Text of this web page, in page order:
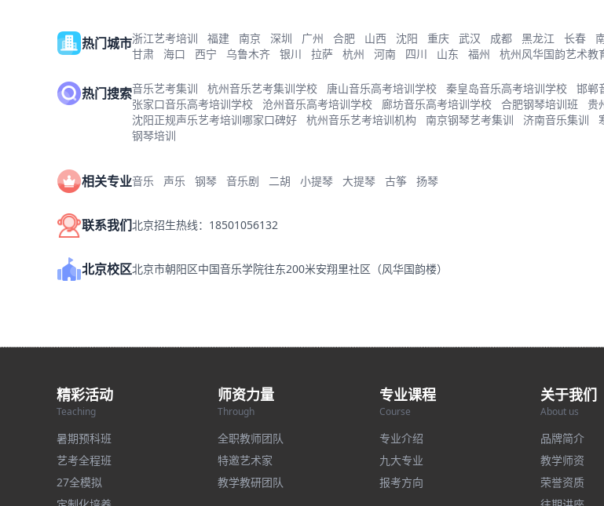
热门城市浙江艺考培训 福建 南京 深圳 广州 合肥 山西 沈阳 重庆 武汉 成都 黑龙江 长春
甘肃
海口 西宁 乌鲁木齐 银川 拉萨 杭州 河南 四川 山东 福州 杭州风华国韵艺术教
热门搜索音乐艺考集训 杭州音乐艺考集训学校 唐山音乐高考培训学校 秦皇岛音乐高考培训学校 邯郸
张家口音乐高考培训学校
沧州音乐高考培训学校 廊坊音乐高考培训学校 合肥钢琴培训班 贵
沈阳正规声乐艺考培训哪家口碑好
杭州音乐艺考培训机构 南京钢琴艺考集训 济南音乐集训
钢琴培训
相关专业音乐 声乐 钢琴 音乐剧 二胡 小提琴 大提琴 古筝 扬琴
联系我们北京招生热线：18501056132
北京校区北京市朝阳区中国音乐学院往东200米安翔里社区（风华国韵楼）
精彩活动
Teaching
暑期预科班
艺考全程班
27全模拟
师资力量
Through
全职教师团队
特邀艺术家
教学教研团队
专业课程
Course
专业介绍
九大专业
报考方向
关于我们
About us
品牌简介
教学师资
荣誉资质